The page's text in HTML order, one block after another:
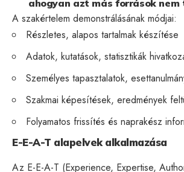
ahogyan azt más források nem
A szakértelem demonstrálásának módjai:
Részletes, alapos tartalmak készítése
Adatok, kutatások, statisztikák
Személyes tapasztalatok,
Szakmai képesítések, eredmények
Folyamatos frissítés és naprakész
E-E-A-T alapelvek alkalmazása
Az E-E-A-T (Experience, Expertise,